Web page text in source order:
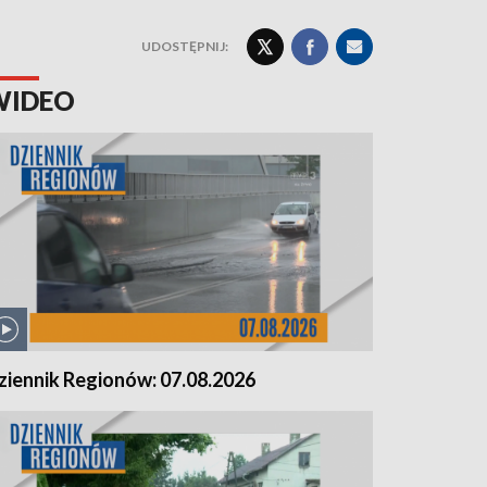
UDOSTĘPNIJ:
Regionów: 07.08.2026